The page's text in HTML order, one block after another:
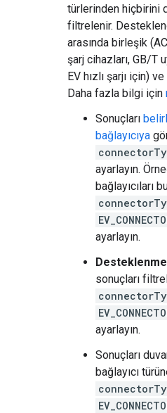
türlerinden hiçbirini
filtrelenir.
arasında birleşik
şarj cihazları, GB/T
EV hızlı şarjı için)
Daha fazla bilgi için
Sonuçları
bağlayıcıya
ayarlayın.
bağlayıcıları
ayarlayın.
sonuçları
ayarlayın.
Sonuçları
bağlayıcı